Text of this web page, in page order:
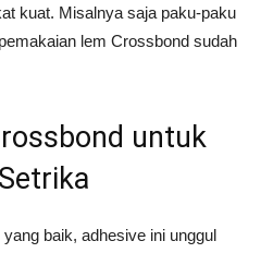
kuat. Misalnya saja paku-paku
lem Crossbond sudah
untuk
baik, adhesive ini unggul